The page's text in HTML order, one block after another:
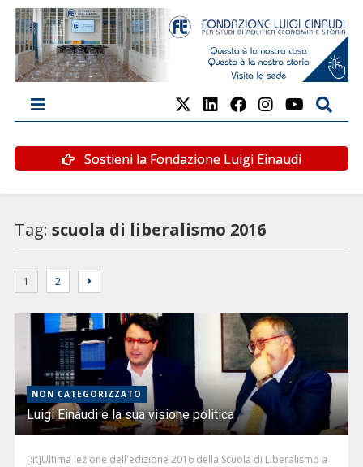
Sostieni la Fondazione Luigi Einaudi
Tag: scuola di liberalismo 2016
1 2
NON CATEGORIZZATO
Luigi Einaudi e la sua visione politica
[:it]Ultima lezione dell'edizione 2016 della Scuola di Liberalismo a